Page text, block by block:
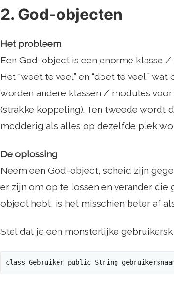
2. God-objecten
Het probleem
Een God-object is een enorme klasse
Het “weet te veel” en “doet te veel,”
worden andere klassen / modules
(strakke koppeling). Ten tweede wordt
modderig als alles op dezelfde plek
De oplossing
Neem een ​​God-object, scheid zijn
er zijn om op te lossen en verander die
object hebt, is het misschien beter af
Stel dat je een monsterlijke
class Gebruiker public String